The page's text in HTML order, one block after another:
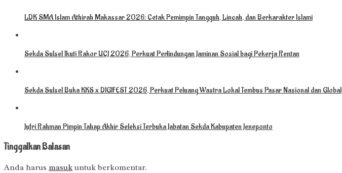
LDK SMA Islam Athirah Makassar 2026: Cetak Pemimpin Tangguh, Lincah, dan Berkarakter Islami
Sekda Sulsel Ikuti Rakor UCJ 2026, Perkuat Perlindungan Jaminan Sosial bagi Pekerja Rentan
Sekda Sulsel Buka KKS x DIGIFEST 2026, Perkuat Peluang Wastra Lokal Tembus Pasar Nasional dan Global
Jufri Rahman Pimpin Tahap Akhir Seleksi Terbuka Jabatan Sekda Kabupaten Jeneponto
Tinggalkan Balasan
Anda harus masuk untuk berkomentar.